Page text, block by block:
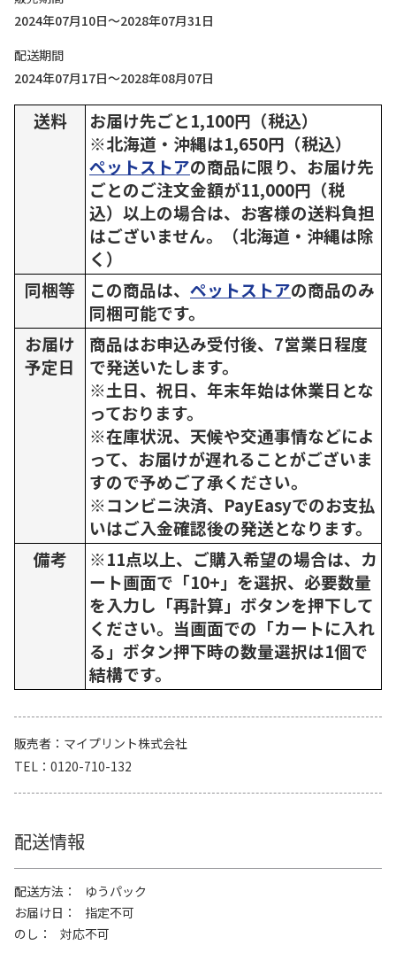
2024年07月10日～2028年07月31日
配送期間
2024年07月17日～2028年08月07日
送料
お届け先ごと1,100円（税込）
※北海道・沖縄は1,650円（税込）
ペットストアの商品に限り、お届け先
ごとのご注文金額が11,000円（税
込）以上の場合は、お客様の送料負担
はございません。（北海道・沖縄は除
く）
同梱等
この商品は、 ペットストアの商品のみ
同梱可能です。
お届け
予定日
商品はお申込み受付後、7営業日程度
で発送いたします。
※土日、祝日、年末年始は休業日とな
っております。
※在庫状況、天候や交通事情などによ
って、お届けが遅れることがございま
すので予めご了承ください。
※コンビニ決済、PayEasyでのお支払
いはご入金確認後の発送となります。
備考
※11点以上、ご購入希望の場合は、カ
ート画面で「10+」を選択、必要数量
を入力し「再計算」ボタンを押下して
ください。当画面での「カートに入れ
る」ボタン押下時の数量選択は1個で
結構です。
販売者
マイプリント株式会社
TEL
0120-710-132
配送情報
配送方法
ゆうパック
お届け日
指定不可
のし
対応不可